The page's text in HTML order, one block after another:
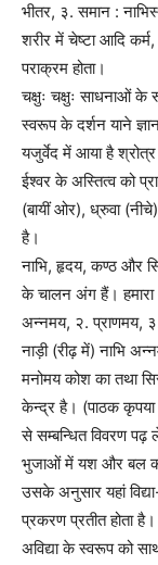
भीतर, ३. समान :
शरीर में चेष्टा आदि
पराक्रम होता।
चक्षुः चक्षुः साधनाओं के
स्वरूप के दर्शन याने
यजुर्वेद में आया है श्रोत्र
ईश्वर के अस्तित्व को
(बायीं ओर), ध्रुवा
है।
नाभि, हृदय, कण्ठ और
के चालन अंग हैं। हमारा
अन्नमय, २. प्राणमय,
नाड़ी (रीढ़ में) नाभि
मनोमय कोश का तथा
केन्द्र है। (पाठक
से सम्बन्धित विवरण पढ़
भुजाओं में यश और बल की
उसके अनुसार यहां
प्रकरण प्रतीत होता
अविद्या के स्वरूप को